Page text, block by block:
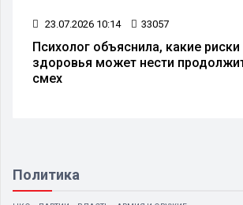
23.07.2026 10:14 33057
Психолог объяснила, какие риски
здоровья может нести
смех
Политика